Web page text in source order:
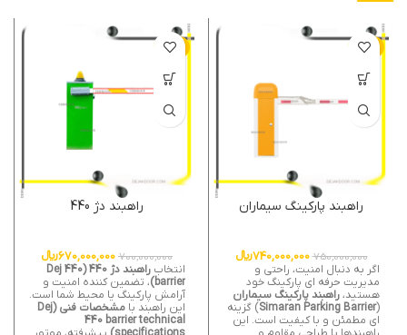
-1%
راهبند پارکینگ سیماران
750,000,000
740,000,000﷼
اگر به دنبال امنیت، راحتی و
مدیریت حرفه ای پارکینگ خود
هستید،راهبند پارکینگ سیماران
(
Simaran Parking Barrier) گزینه
ای مطمئن و با کیفیت است. این
-4%
راهبند دژ 440
700,000,000
670,000,000﷼
انتخاب
راهبند دژ 440 (Dej 440
barrier) ، تضمین کننده امنیت و
آرامش پارکینگ یا محیط شما است.
این راهبند با
مشخصات فنی (Dej
440 barrier technical